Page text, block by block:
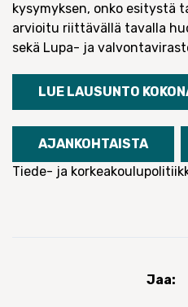
kysymyksen, onko esitystä
arvioitu riittävällä tavalla
sekä Lupa- ja
LUE LAUSUNTO
AJANKOHTAISTA
Tiede- ja
Jaa: